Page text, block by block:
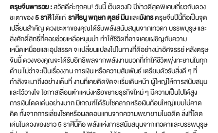
ตรุษจีนพารวย :สวัสดีค่ะทุกคน! วันนี้ เว็บดวงD มีข่าวดีสุดพิเศษเกี่ยวกับดวง
ชะตาของ5 ราศีได้แก่ ราศีธนู พฤษภ ตุลย์ มีนและมังกรตรุษจีนปีนี้ถือเป็นจุด
เปลี่ยนสำคัญ ดวงชะตาของคุณได้รับพลังสนับสนุนจากเทวดา บรรพบุรุษ และ
สิ่งศักดิ์สิทธิ์ที่คอยช่วยเหลือหนุนนำ ทำให้ชีวิตที่อาจเคยเผชิญกับความ
เหน็ดเหนื่อยและอุปสรรค จะเปลี่ยนแปลงไปในทางที่ดีอย่างน่าอัศจรรย์ หลังตรุษ
จีนนี้ ดวงของคุณจะได้รับอิทธิพลจากพลังงานบวกที่ทำให้ชีวิตพุ่งทะยานในทุก
ด้าน ไม่ว่าจะเป็นเรื่องงาน การเงิน หรือความสัมพันธ์ เตรียมตัวรับสิ่งดี ๆ ที่
กำลังจะมาถึงอย่างเต็มที่ งานที่เคยติดขัดจะเริ่มเดินหน้า ผู้ใหญ่ให้การสนับสนุน
และไว้วางใจ โอกาสเลื่อนตำแหน่งหรือขยายธุรกิจใหม่ ๆ มีความเป็นไปได้สูง
การเงินโดดเด่นอย่างมาก มีเกณฑ์ได้รับโชคลาภหรือเงินก้อนใหญ่แบบไม่คาด
คิด ทั้งจากการเสี่ยงโชคหรือผลตอบแทนจากความพยายามในอดีต สิ่งที่โดด
เด่นในดวงของชาว 5 ราศีนี้คือ พลังแห่งการสนับสนุนจากเทวดาและบรรพบุรุษ